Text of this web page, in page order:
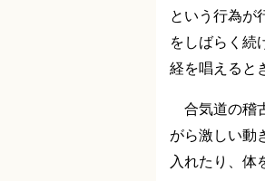
という行為が
をしばらく続
経を唱えると
合気道の稽
がら激しい動
入れたり、体